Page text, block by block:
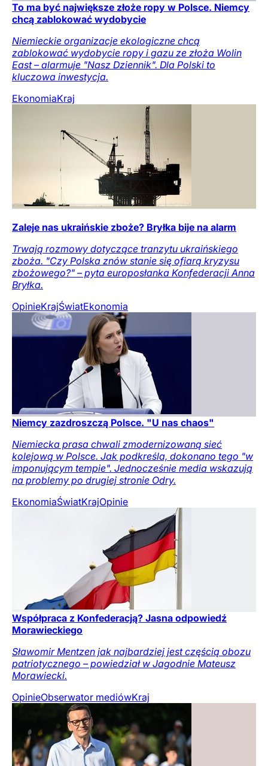
To ma być największe złoże ropy w Polsce. Niemcy
chcą zablokować wydobycie
Niemieckie organizacje ekologiczne chcą
zablokować wydobycie ropy i gazu ze złoża Wolin
East – alarmuje "Nasz Dziennik". Dla Polski to
kluczowa inwestycja.
EkonomiaKraj
Zaleje nas ukraińskie zboże? Bryłka bije na alarm
Trwają rozmowy dotyczące tranzytu ukraińskiego
zboża. "Czy Polska znów stanie się ofiarą kryzysu
zbożowego?" – pyta europosłanka Konfederacji Anna
Bryłka.
OpinieKrajŚwiatEkonomia
Niemcy zazdroszczą Polsce. "U nas chaos"
Niemiecka prasa chwali zmodernizowaną sieć
kolejową w Polsce. Jak podkreśla, dokonano tego "w
imponującym tempie". Jednocześnie media wskazują
na problemy po drugiej stronie Odry.
EkonomiaŚwiatKrajOpinie
Współpraca z Konfederacją? Jasna odpowiedź
Morawieckiego
Sławomir Mentzen jak najbardziej jest częścią obozu
patriotycznego – powiedział w Jagodnie Mateusz
Morawiecki.
OpinieObserwator mediówKraj